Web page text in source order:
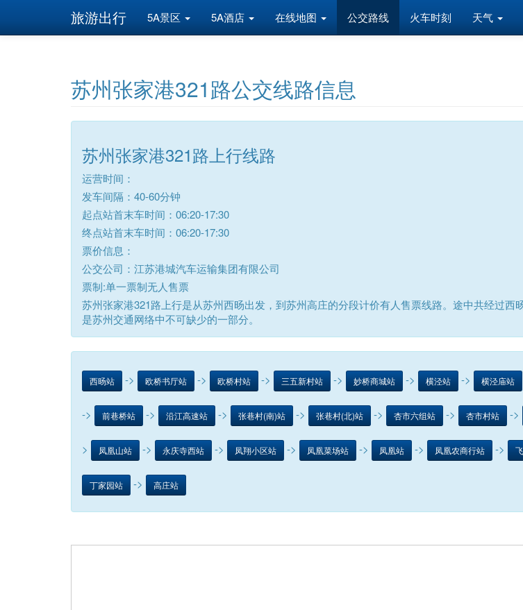
旅游出行 5A景区 5A酒店 在线地图 公交路线 火车时刻 天气
苏州张家港321路公交线路信息
苏州张家港321路上行线路
运营时间：
发车间隔：40-60分钟
起点站首末车时间：06:20-17:30
终点站首末车时间：06:20-17:30
票价信息：
公交公司：江苏港城汽车运输集团有限公司
票制:单一票制无人售票
苏州张家港321路上行是从苏州西旸出发，到苏州高庄的分段计价有人售票线路。途中共经过西
是苏州交通网络中不可缺少的一部分。
西旸站 -> 欧桥书厅站 -> 欧桥村站 -> 三五新村站 -> 妙桥商城站 -> 横泾站 -> 横泾庙站
-> 前巷桥站 -> 沿江高速站 -> 张巷村(南)站 -> 张巷村(北)站 -> 杏市六组站 -> 杏市村站 ->
> 凤凰山站 -> 永庆寺西站 -> 凤翔小区站 -> 凤凰菜场站 -> 凤凰站 -> 凤凰农商行站 ->
丁家园站 -> 高庄站